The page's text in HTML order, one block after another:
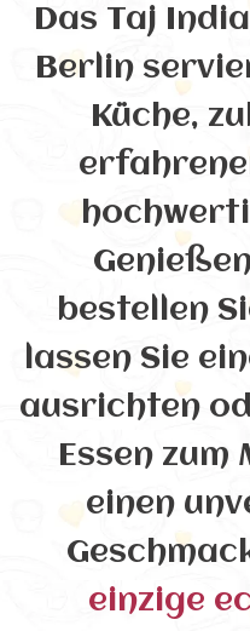
Das Taj
Berlin
Küche,
bestellen
lassen Sie
ausrichten
Essen
einen
einzige